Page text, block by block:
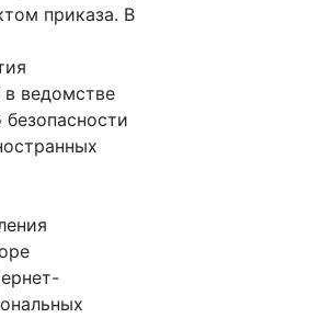
приказа. В
в ведомстве